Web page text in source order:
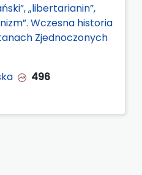
„libertarianin”,
Wczesna historia
Zjednoczonych
496